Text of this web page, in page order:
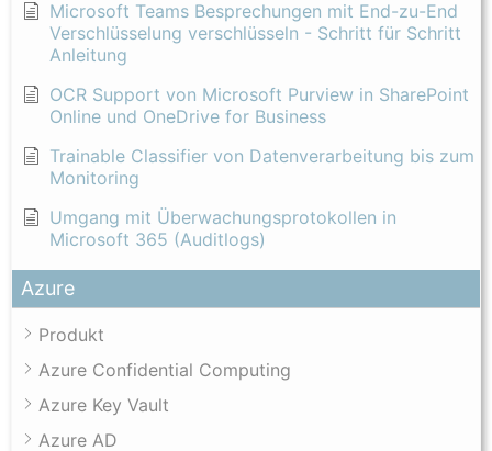
Microsoft Teams Besprechungen mit End-zu-End
Verschlüsselung verschlüsseln - Schritt für Schritt
Anleitung
OCR Support von Microsoft Purview in SharePoint
Online und OneDrive for Business
Trainable Classifier von Datenverarbeitung bis zum
Monitoring
Umgang mit Überwachungsprotokollen in
Microsoft 365 (Auditlogs)
Azure
Produkt
Azure Confidential Computing
Azure Key Vault
Azure AD